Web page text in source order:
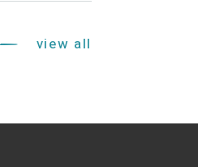
view all